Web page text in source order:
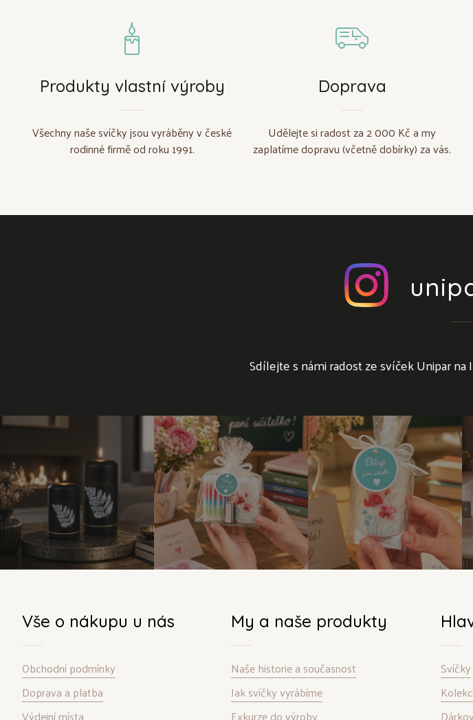
Produkty vlastní výroby
Všechny naše svíčky jsou vyráběny v české
rodinné firmě od roku 1991.
Doprava
Udělejte si radost za 2 000 Kč a my
zaplatíme dopravu (včetně dobírky) za vás.
Sdílejte s námi radost ze svíček Unipar
Vše o nákupu u nás
Obchodní podmínky
Doprava a platba
My a naše produkty
Naše historie a současnost
Jak svíčky vyrábíme
Svíčky